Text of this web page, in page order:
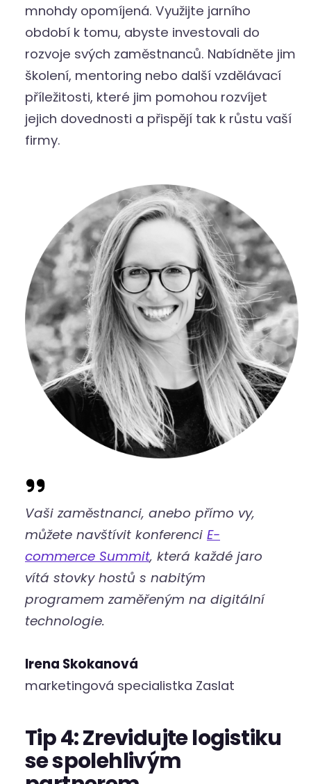
mnohdy opomíjená. Využijte jarního
období k tomu, abyste investovali do
rozvoje svých zaměstnanců. Nabídněte jim
školení, mentoring nebo další vzdělávací
příležitosti, které jim pomohou rozvíjet
jejich dovednosti a přispějí tak k růstu vaší
firmy.
Vaši zaměstnanci, anebo přímo vy,
můžete navštívit konferenci E-
commerce Summit, která každé jaro
vítá stovky hostů s nabitým
programem zaměřeným na digitální
technologie.
Irena Skokanová
marketingová specialistka Zaslat
Tip 4: Zrevidujte logistiku
se spolehlivým